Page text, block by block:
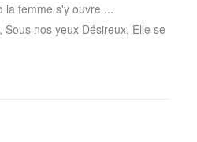
la femme s'y ouvre ...
nos yeux Désireux, Elle se